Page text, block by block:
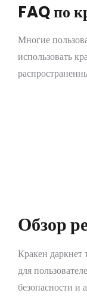
FAQ по
Многие
использовать
Обзор
Кракен даркнет
для
безопасности